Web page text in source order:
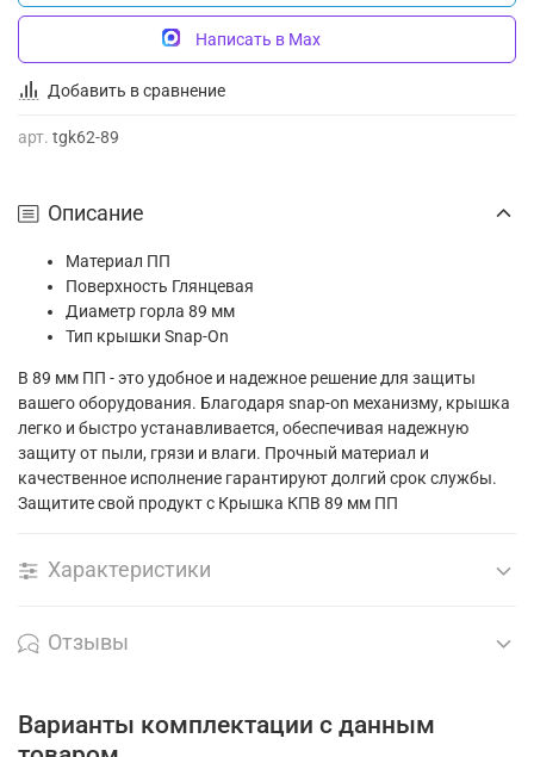
Добавить в сравнение
арт. tgk62-89
Написать в Max
Описание
Материал ПП
Поверхность Глянцевая
Диаметр горла 89 мм
Тип крышки Snap-On
В 89 мм ПП - это удобное и надежное решение для защиты
вашего оборудования. Благодаря snap-on механизму, крышка
легко и быстро устанавливается, обеспечивая надежную
защиту от пыли, грязи и влаги. Прочный материал и
качественное исполнение гарантируют долгий срок службы.
Защитите свой продукт с Крышка КПВ 89 мм ПП
Характеристики
Отзывы
Варианты комплектации с данным